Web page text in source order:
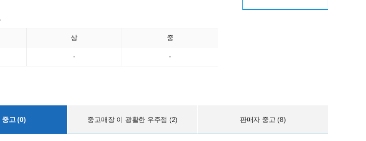
상 중
- -
중고 (0) 중고매장 이 광활한 우주점 (2) 판매자 중고 (8)